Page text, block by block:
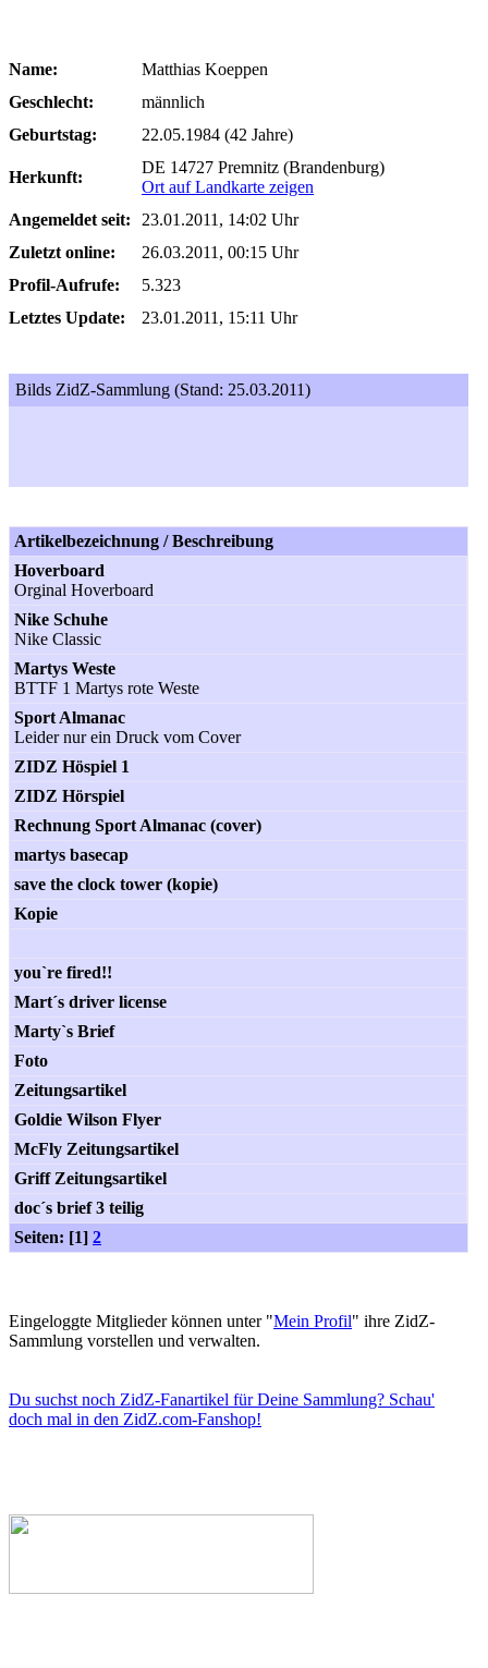
Name:
Matthias Koeppen
Geschlecht:
männlich
Geburtstag:
22.05.1984 (42 Jahre)
Herkunft:
DE 14727 Premnitz (Brandenburg)
Ort auf Landkarte zeigen
Angemeldet seit:
23.01.2011, 14:02 Uhr
Zuletzt online:
26.03.2011, 00:15 Uhr
Profil-Aufrufe:
5.323
Letztes Update:
23.01.2011, 15:11 Uhr
Bilds ZidZ-Sammlung (Stand: 25.03.2011)
Artikelbezeichnung / Beschreibung
Hoverboard
Orginal Hoverboard
Nike Schuhe
Nike Classic
Martys Weste
BTTF 1 Martys rote Weste
Sport Almanac
Leider nur ein Druck vom Cover
ZIDZ Höspiel 1
ZIDZ Hörspiel
Rechnung Sport Almanac (cover)
martys basecap
save the clock tower (kopie)
Kopie
you`re fired!!
Mart´s driver license
Marty`s Brief
Foto
Zeitungsartikel
Goldie Wilson Flyer
McFly Zeitungsartikel
Griff Zeitungsartikel
doc´s brief 3 teilig
Seiten: [1] 2
Eingeloggte Mitglieder können unter "Mein Profil" ihre ZidZ-
Sammlung vorstellen und verwalten.
Du suchst noch ZidZ-Fanartikel für Deine Sammlung? Schau'
doch mal in den ZidZ.com-Fanshop!